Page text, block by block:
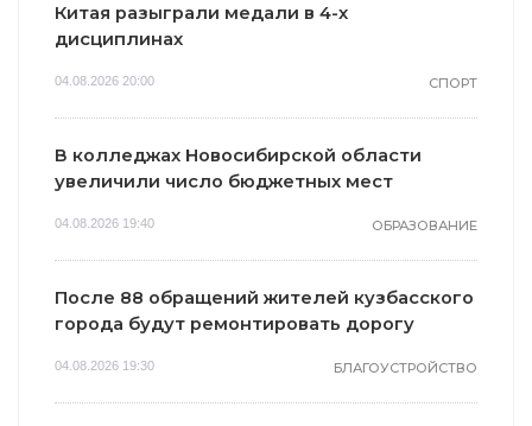
Китая разыграли медали в 4-х
дисциплинах
04.08.2026 20:00 СПОРТ
В колледжах Новосибирской области
увеличили число бюджетных мест
04.08.2026 19:40 ОБРАЗОВАНИЕ
После 88 обращений жителей кузбасского
города будут ремонтировать дорогу
04.08.2026 19:30 БЛАГОУСТРОЙСТВО